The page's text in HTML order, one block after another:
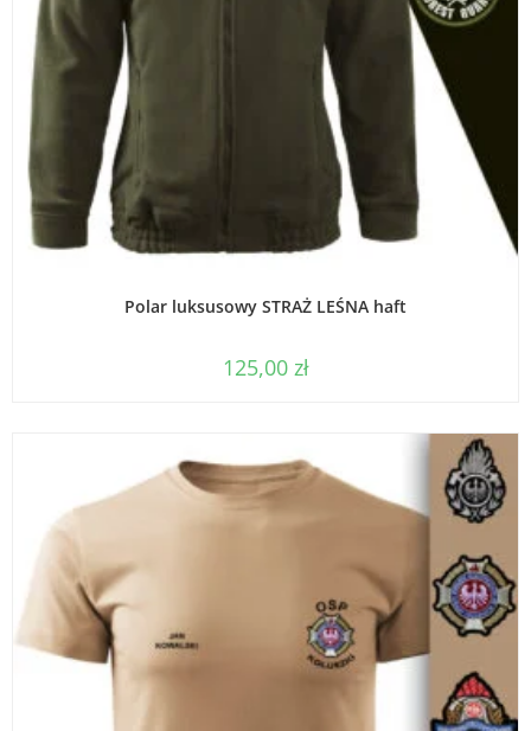
WYBIERZ OPCJE
Polar luksusowy STRAŻ LEŚNA haft
125,00 zł